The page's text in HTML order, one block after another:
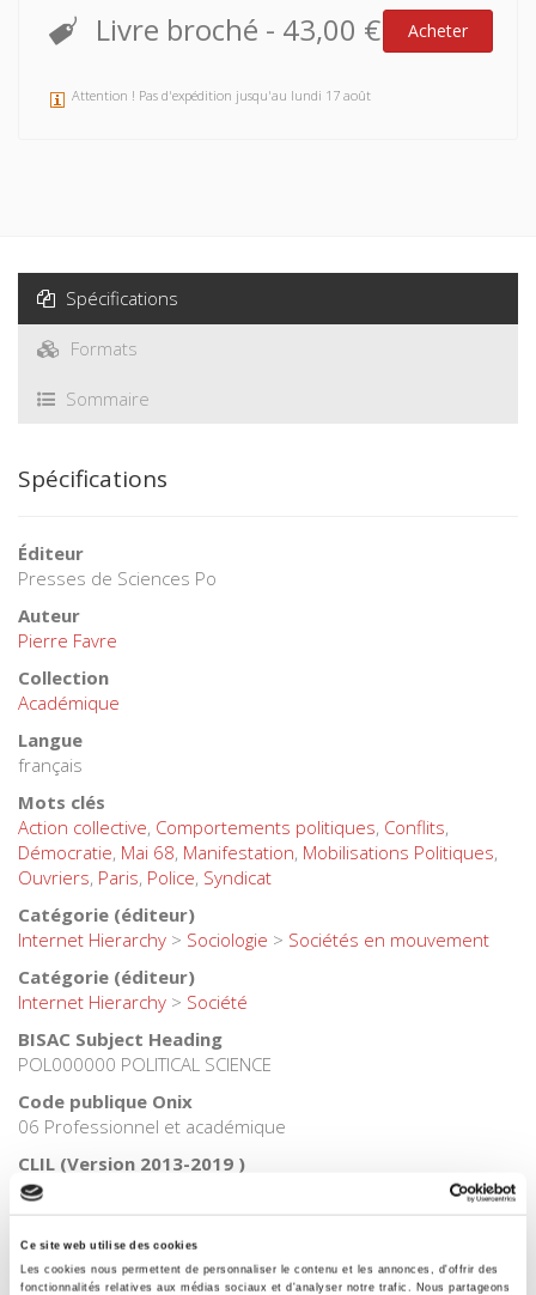
Ce site web utilise des cookies
Les cookies nous permettent de personnaliser le contenu et les annonces, d'offrir des
fonctionnalités relatives aux médias sociaux et d'analyser notre trafic. Nous partageons
Livre broché - 43,00 € Acheter
Attention ! Pas d'expédition jusqu'au lundi 17 août
Spécifications
Formats
Sommaire
Spécifications
Éditeur
Presses de Sciences Po
Auteur
Pierre Favre
Collection
Académique
Langue
français
Mots clés
Action collective, Comportements politiques, Conflits,
Démocratie, Mai 68, Manifestation, Mobilisations Politiques,
Ouvriers, Paris, Police, Syndicat
Catégorie (éditeur)
Internet Hierarchy > Sociologie > Sociétés en mouvement
Catégorie (éditeur)
Internet Hierarchy > Société
BISAC Subject Heading
POL000000 POLITICAL SCIENCE
Code publique Onix
06 Professionnel et académique
CLIL (Version 2013-2019 )
3283 SCIENCES POLITIQUES
1990
Code Identifiant de classement sujet